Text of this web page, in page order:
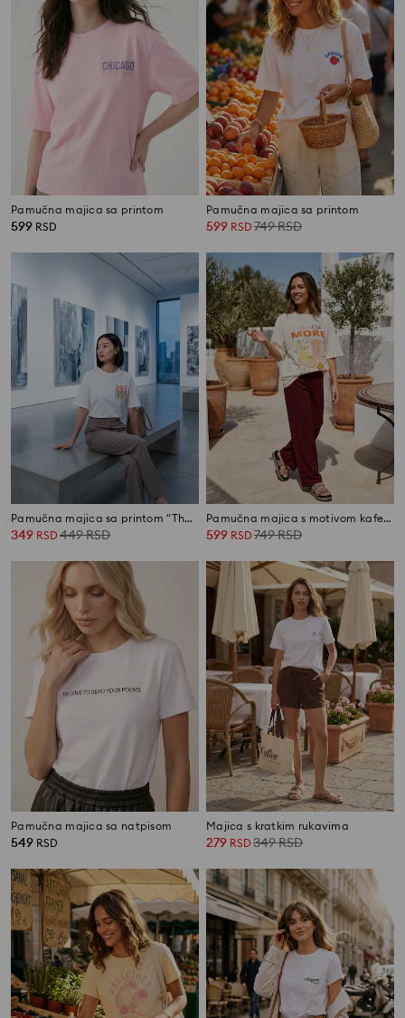
Pamučna majica sa printom
599 RSD
Pamučna majica sa printom
599 RSD 749RSD
Pamučna majica sa printom "The bith of Wenus"
349 RSD 449RSD
Pamučna majica s motivom kafe i natpisom „Coffee Club More”
599 RSD 749RSD
Pamučna majica sa natpisom
549 RSD
Majica s kratkim rukavima
279 RSD 349RSD